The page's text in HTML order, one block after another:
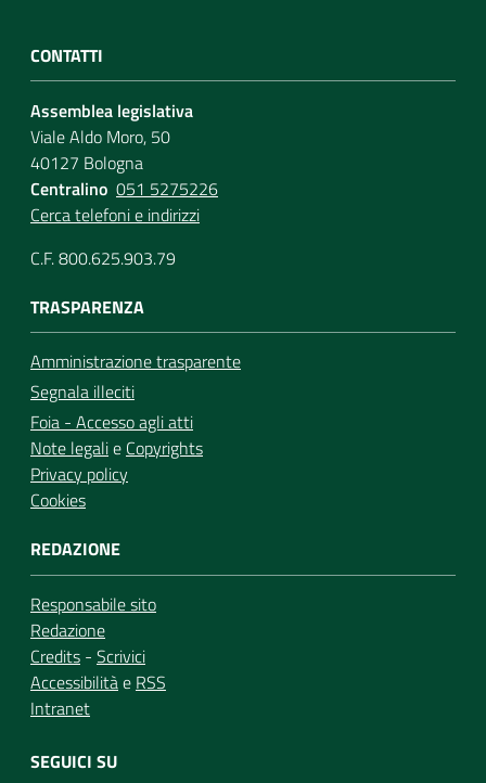
CONTATTI
Assemblea legislativa
Viale Aldo Moro, 50
40127 Bologna
Centralino 051 5275226
Cerca telefoni e indirizzi
C.F. 800.625.903.79
TRASPARENZA
Amministrazione trasparente
Segnala illeciti
Foia - Accesso agli atti
Note legalie Copyrights
Privacy policy
Cookies
REDAZIONE
Responsabile sito
Redazione
Credits - Scrivici
Accessibilitàe RSS
Intranet
SEGUICI SU